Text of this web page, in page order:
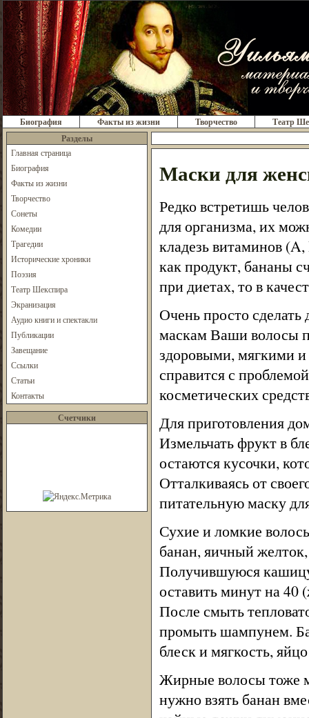
Биография Факты из жизни Творчество
Театр
Разделы
Главная страница
Биография
Факты из жизни
Творчество
Сонеты
Комедии
Трагедии
Исторические хроники
Поэзия
Театр Шекспира
Экранизация
Аудио книги и спектакли
Публикации
Завещание
Ссылки
Статьи
Контакты
Счетчики
Маски для
Редко встретишь
для организма, их
кладезь витаминов
как продукт, бананы
при диетах, то в
Очень просто
маскам Ваши волосы
здоровыми, мягкими
справится с
косметических
Для приготовления
Измельчать фрукт в
остаются кусочки,
Отталкиваясь от
питательную маску
Сухие и ломкие
банан, яичный
Получившуюся
оставить минут на 40
После смыть
промыть шампунем.
блеск и мягкость,
Жирные волосы тоже
нужно взять банан